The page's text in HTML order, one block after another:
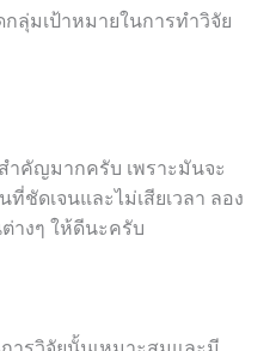
ลุ่มเป้าหมายในการทำวิจัย
ำคัญมากครับ เพราะมันจะ
ชัดเจนและไม่เสียเวลา ลอง
างๆ ให้ดีนะครับ